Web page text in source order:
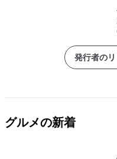
発行者の
グルメの新着